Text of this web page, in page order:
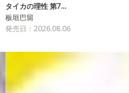
タイカの理性 第7…
板垣巴留
発売日：2026.08.06